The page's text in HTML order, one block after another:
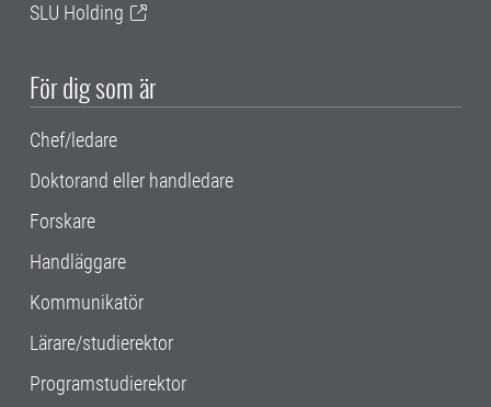
SLU Holding
För dig som är
Chef/ledare
Doktorand eller handledare
Forskare
Handläggare
Kommunikatör
Lärare/studierektor
Programstudierektor